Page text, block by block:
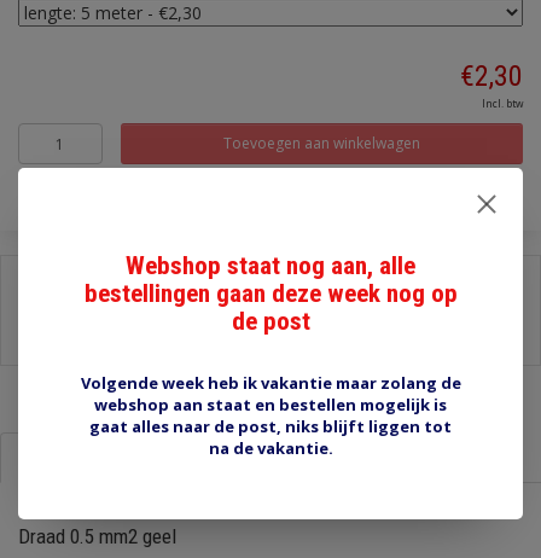
€2,30
Incl. btw
Toevoegen aan winkelwagen
Reviews (0)
Draad 0.5 mm2 geel
Webshop staat nog aan, alle
bestellingen gaan deze week nog op
de post
Volgende week heb ik vakantie maar zolang de
webshop aan staat en bestellen mogelijk is
gaat alles naar de post, niks blijft liggen tot
na de vakantie.